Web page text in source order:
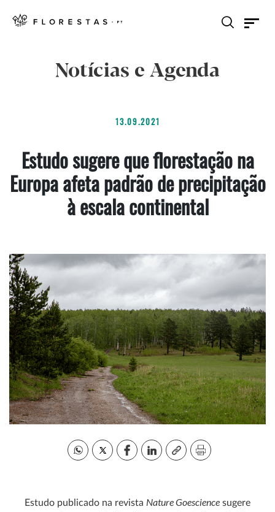
Notícias e Agenda
13.09.2021
Estudo sugere que florestação na
Europa afeta padrão de precipitação
à escala continental
Estudo publicado na revista Nature Goescience sugere